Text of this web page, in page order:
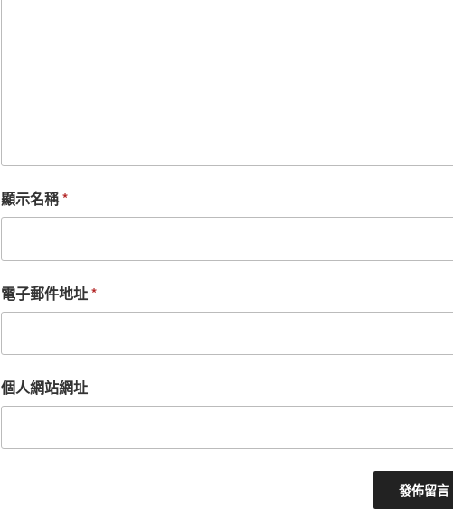
顯示名稱*
電子郵件地址*
個人網站網址